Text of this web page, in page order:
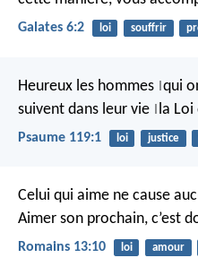
Galates 6:2 loi souffrir
Heureux les hommes qui
suivent dans leur vie
la Loi
Psaume 119:1 loi justice
Celui qui aime ne cause
Aimer son prochain, c’est
Romains 13:10 loi amour